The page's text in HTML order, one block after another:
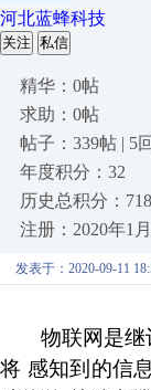
河北蓝蜂科技
关注 私信
精华：0帖
求助：0帖
帖子：339帖 | 5回
年度积分：32
历史总积分：718
注册：2020年1
发表于：2020-09-11
物联网是
将 感知到的信